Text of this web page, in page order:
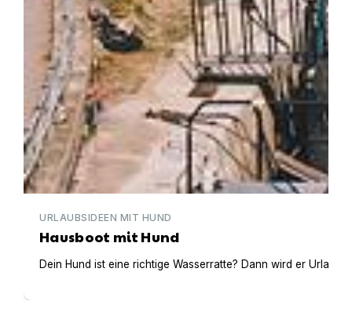
URLAUBSIDEEN MIT HUND
Hausboot mit Hund
Dein Hund ist eine richtige Wasserratte? Dann wird er